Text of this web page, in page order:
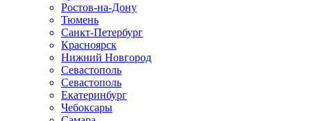
Ростов-на-Дону
Тюмень
Санкт-Петербург
Красноярск
Нижний Новгород
Севастополь
Севастополь
Екатеринбург
Чебоксары